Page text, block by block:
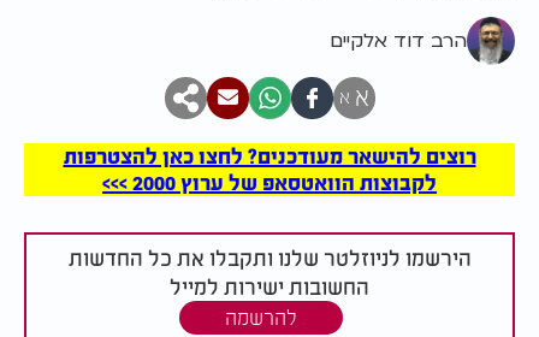
הרב דוד אלקיים
א א
רוצים להישאר מעודכנים? לחצו כאן להצטרפות
לקבוצות הוואטסאפ של ערוץ 2000 >>>
הירשמו לניוזלטר שלנו ותקבלו את כל החדשות
החשובות ישירות למייל
להרשמה